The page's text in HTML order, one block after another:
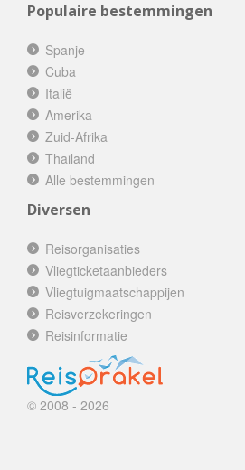
Populaire bestemmingen
Spanje
Cuba
Italië
Amerika
Zuid-Afrika
Thailand
Alle bestemmingen
Diversen
Reisorganisaties
Vliegticketaanbieders
Vliegtuigmaatschappijen
Reisverzekeringen
Reisinformatie
© 2008 - 2026